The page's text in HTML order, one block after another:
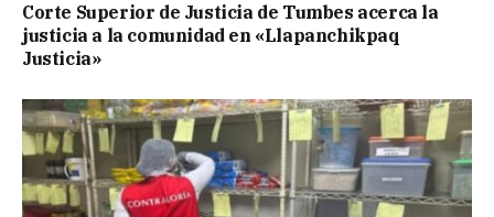
Corte Superior de Justicia de Tumbes acerca la
justicia a la comunidad en «Llapanchikpaq
Justicia»